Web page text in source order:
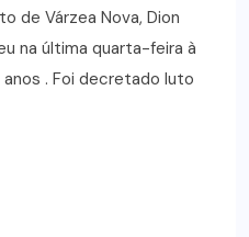
de Várzea Nova, Dion
na última quarta-feira à
. Foi decretado luto